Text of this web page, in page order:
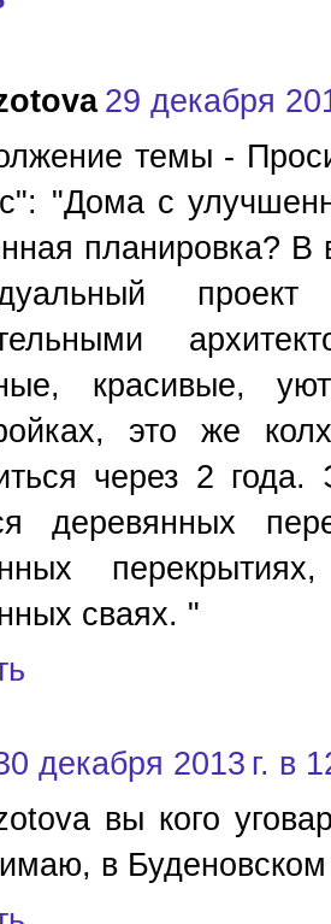
29 декабря
темы -
"Дома с
планировка?
красивые,
это же
через 2
деревянных
сваях. "
декабря 2013 г. в
вы кого
в